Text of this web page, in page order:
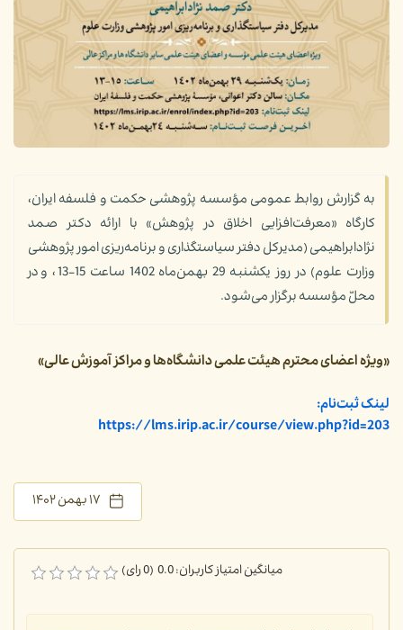
به گزارش روابط عمومی مؤسسه پژوهشی حکمت و فلسفه ایران،
کارگاه «معرفت‌افزایی اخلاق در پژوهش» با ارائه دکتر صمد
نژادابراهیمی (مدیرکل دفتر سیاستگذاری و برنامه‌ریزی امور پژوهشی
وزارت علوم) در روز یکشنبه 29 بهمن‌ماه 1402 ساعت 15-13، و در
محلّ مؤسسه برگزار می‌شود.
«ویژه اعضای محترم هیئت علمی دانشگاه‌ها و مراکز آموزش عالی»
لینک ثبت‌نام:
https://lms.irip.ac.ir/course/view.php?id=203
۱۷ بهمن ۱۴۰۲
میانگین امتیاز کاربران: 0.0 (0 رای)